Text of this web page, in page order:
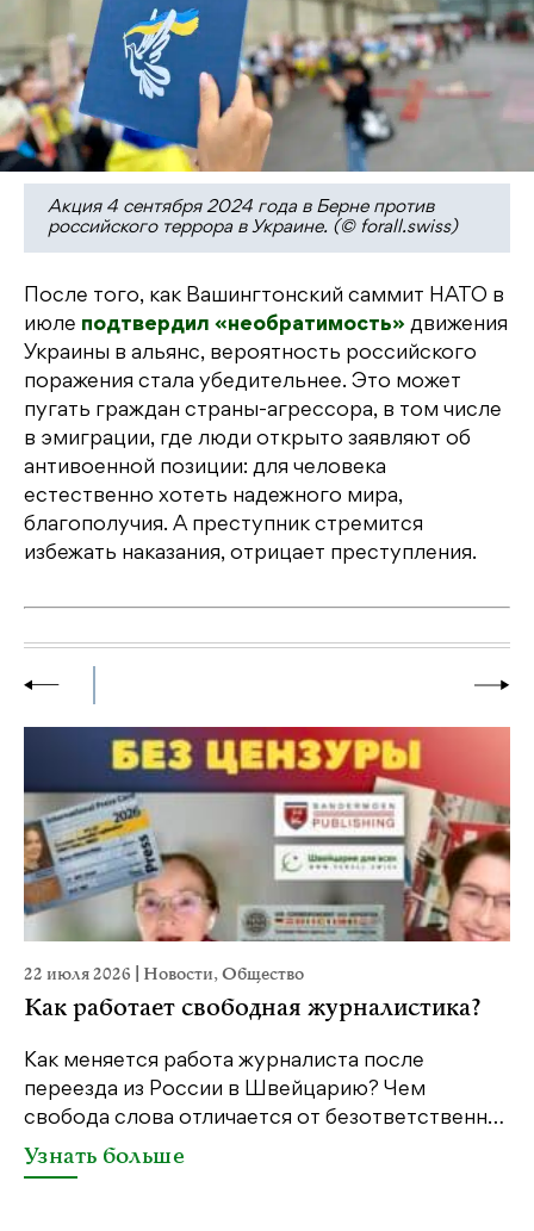
Акция 4 сентября 2024 года в Берне против
российского террора в Украине. (© forall.swiss)
После того, как Вашингтонский саммит НАТО в
июле подтвердил «необратимость» движения
Украины в альянс, вероятность российского
поражения стала убедительнее. Это может
пугать граждан страны-агрессора, в том числе
в эмиграции, где люди открыто заявляют об
антивоенной позиции: для человека
естественно хотеть надежного мира,
благополучия. А преступник стремится
избежать наказания, отрицает преступления.
22 июля 2026 Новости,Общество
Как работает свободная журналистика?
Как меняется работа журналиста после
переезда из России в Швейцарию? Чем
свобода слова отличается от безответственн…
Узнать больше